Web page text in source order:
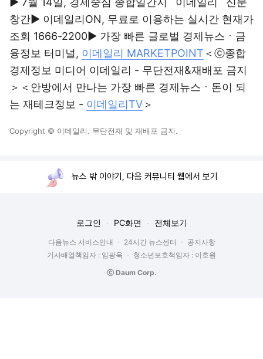
창간▶ 이데일리ON, 무료로 이용하는 실시간 현재가
조회 1666-2200▶ 가장 빠른 글로벌 경제뉴스ㆍ금
융정보 터미널, 이데일리 MARKETPOINT ＜ⓒ종합
경제정보 미디어 이데일리 - 무단전재&재배포 금지
＞＜안방에서 만나는 가장 빠른 경제뉴스ㆍ돈이 되
는 재테크정보 - 이데일리TV＞
Copyright © 이데일리. 무단전재 및 재배포 금지.
뉴스 밖 이야기, 다음 커뮤니티 웹에서 보기
로그인 PC화면 전체보기
다음뉴스 서비스안내 24시간 뉴스센터
공지사항
기사배열책임자 : 임광욱
청소년보호책임자 : 이호원
ⓒ Daum Corp.